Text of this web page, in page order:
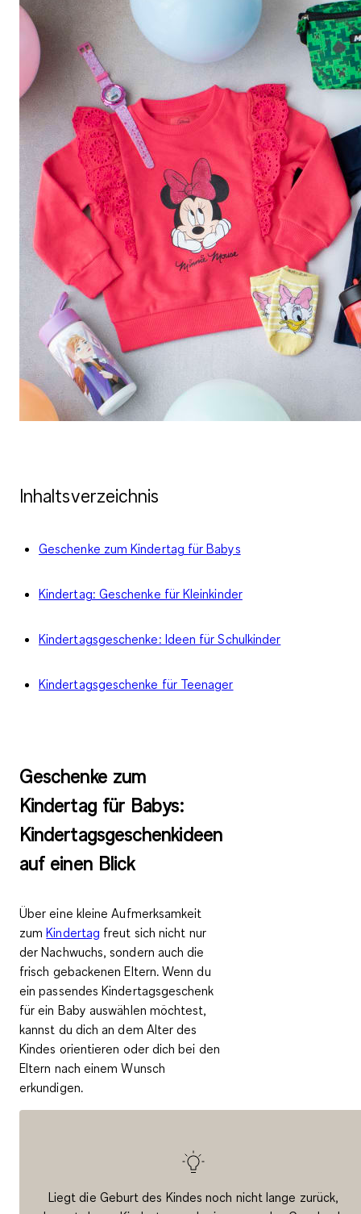
Inhaltsverzeichnis
Geschenke zum Kindertag für Babys
Kindertag: Geschenke für Kleinkinder
Kindertagsgeschenke: Ideen für Schulkinder
Kindertagsgeschenke für Teenager
Geschenke zum
Kindertag für Babys:
Kindertagsgeschenkideen
auf einen Blick
Über eine kleine Aufmerksamkeit
zumKindertag freut sich nicht nur
der Nachwuchs, sondern auch die
frisch gebackenen Eltern. Wenn du
ein passendes Kindertagsgeschenk
für ein Baby auswählen möchtest,
kannst du dich an dem Alter des
Kindes orientieren oder dich bei den
Eltern nach einem Wunsch
erkundigen.
Liegt die Geburt des Kindes noch nicht lange zurück,